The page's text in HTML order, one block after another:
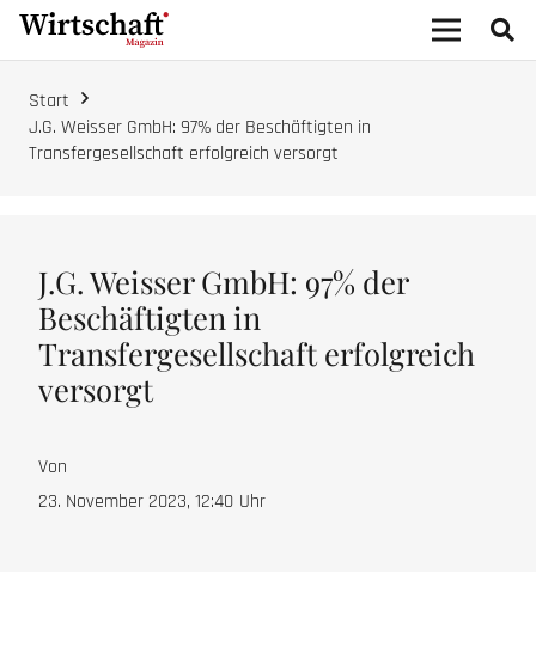
Start
J.G. Weisser GmbH: 97% der Beschäftigten in
Transfergesellschaft erfolgreich versorgt
J.G. Weisser GmbH: 97% der
Beschäftigten in
Transfergesellschaft erfolgreich
versorgt
Von
23. November 2023, 12:40 Uhr